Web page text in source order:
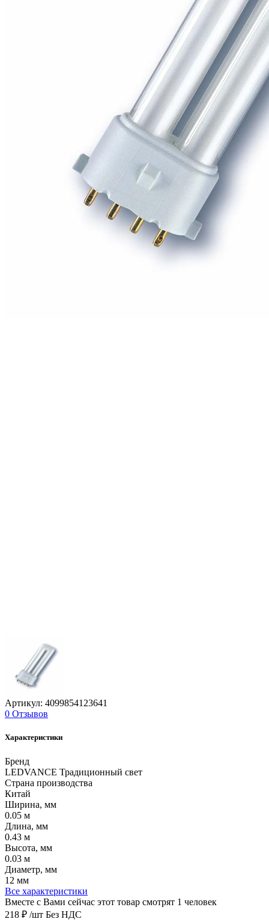
Артикул: 4099854123641
0 Отзывов
Характеристики
Бренд
LEDVANCE Традиционный свет
Страна производства
Китай
Ширина, мм
0.05 м
Длина, мм
0.43 м
Высота, мм
0.03 м
Диаметр, мм
12 мм
Все характеристики
Вместе с Вами сейчас этот товар смотрят 1 человек
218 ₽ /шт Без НДС